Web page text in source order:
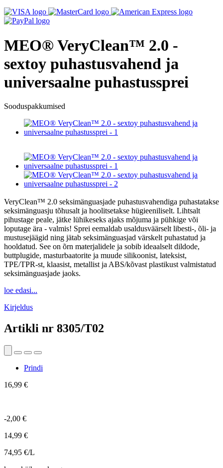
MEO® VeryClean™ 2.0 -
sextoy puhastusvahend ja
universaalne puhastussprei
Sooduspakkumised
VeryClean™ 2.0 seksimänguasjade puhastusvahendiga puhastatakse
seksimänguasju tõhusalt ja hoolitsetakse hügieeniliselt. Lihtsalt
pihustage peale, jätke lühikeseks ajaks mõjuma ja pühkige või
loputage ära - valmis! Sprei eemaldab usaldusväärselt libesti-, õli- ja
mustusejäägid ning jätab seksimänguasjad värskelt puhastatud ja
hooldatud. See on õrn materjalidele ja sobib ideaalselt dildode,
buttplugide, masturbaatorite ja muude silikoonist, lateksist,
TPE/TPR-st, klaasist, metallist ja ABS/kõvast plastikust valmistatud
seksimänguasjade jaoks.
loe edasi...
Kirjeldus
Artikli nr 8305/T02
Prindi
16,99 €
-2,00 €
14,99 €
74,95 €/L